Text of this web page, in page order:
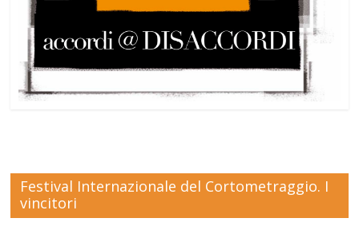
Festival Internazionale del Cortometraggio. I
vincitori